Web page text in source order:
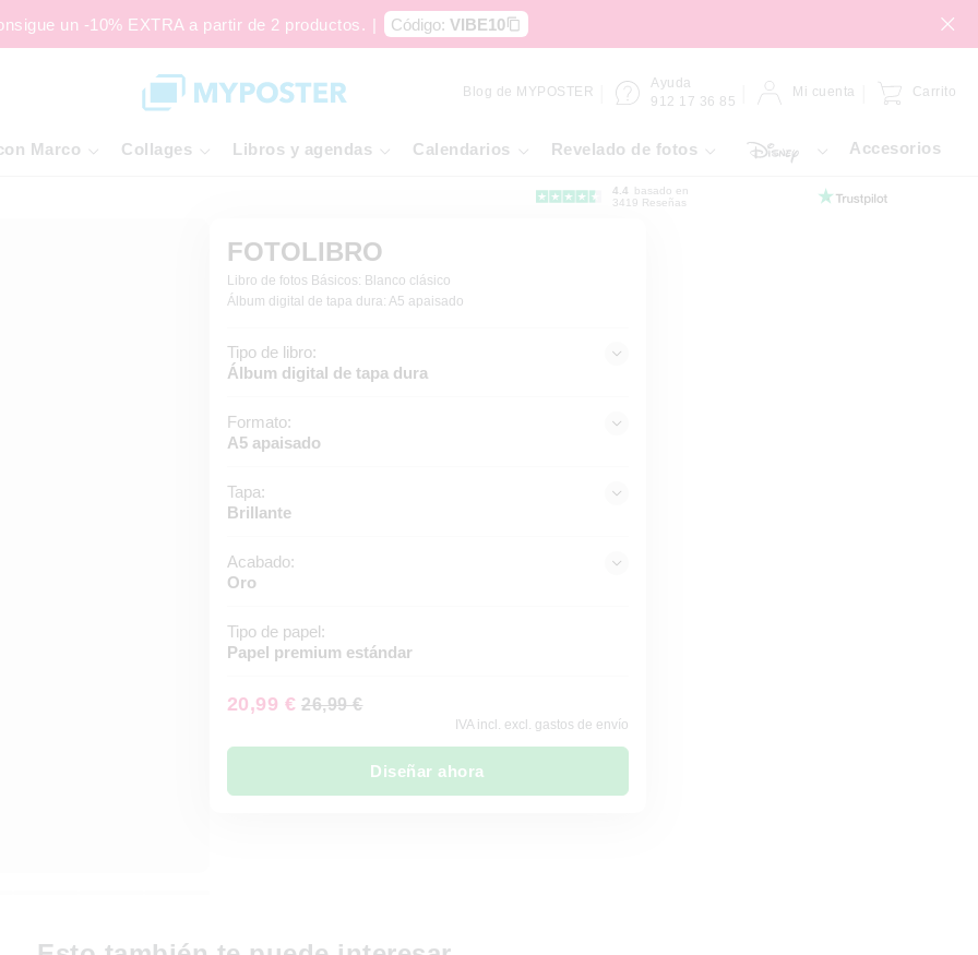
un -10% EXTRA a partir de 2 productos. | Código: VIBE10
Blog de MYPOSTER
Ayuda
912 17 36 85
Mi cuenta Carrito
Marco Collages Libros y agendas Calendarios Revelado de fotos Accesorios
4.4
basado en
3419 Reseñas
FOTOLIBRO
Libro de fotos Básicos: Blanco clásico
Álbum digital de tapa dura: A5 apaisado
Tipo de libro:
Álbum digital de tapa dura
Formato:
A5 apaisado
Tapa:
Brillante
Acabado:
Oro
Tipo de papel:
Papel premium estándar
20,99 € 26,99 €
IVA incl. excl. gastos de envío
Diseñar ahora